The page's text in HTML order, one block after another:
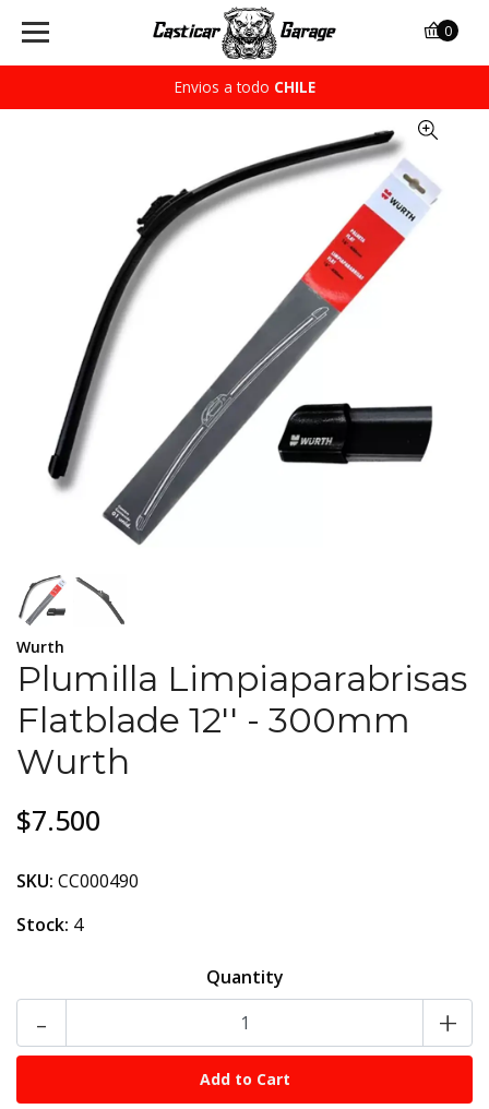
Envios a todo CHILE
0
Wurth
Plumilla Limpiaparabrisas
Flatblade 12'' - 300mm
Wurth
$7.500
SKU: CC000490
Stock: 4
Quantity
- +